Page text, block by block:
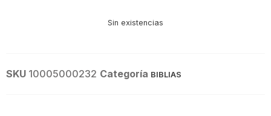
Sin existencias
SKU 10005000232 Categoría BIBLIAS